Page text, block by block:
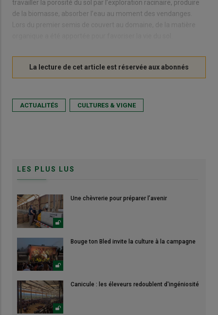
travailler la porosité du sol par l’exploration racinaire, produire
de la biomasse, absorber l’eau au moment des vendanges.
ACTUALITÉS CULTURES & VIGNE
LES PLUS LUS
Une chèvrerie pour préparer l’avenir
Bouge ton Bled invite la culture à la campagne
Canicule : les éleveurs redoublent d'ingéniosité